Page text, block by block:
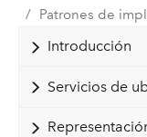
Patrones de
Introducción
Servicios de